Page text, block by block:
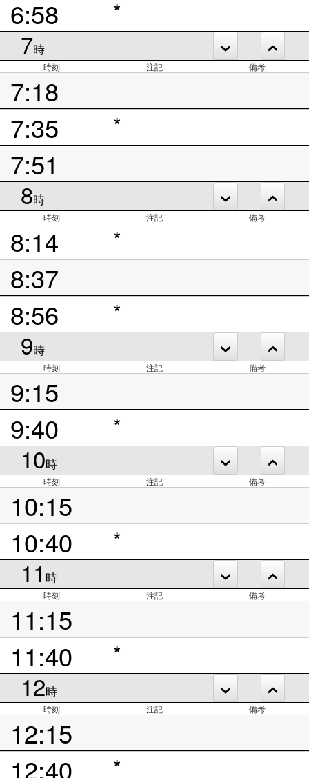
6:58
*
7時
時刻 注記 備考
7:18
7:35
*
7:51
8時
時刻 注記 備考
8:14 *
8:37
8:56
*
9時
時刻 注記 備考
9:15
9:40
*
10時
時刻 注記 備考
10:15
10:40
*
11 時
時刻 注記 備考
11:15
11:40
*
12時
時刻 注記 備考
12:15
12:40
*